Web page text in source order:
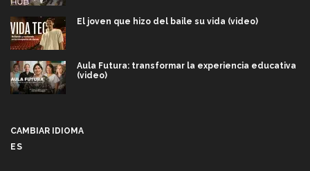
El joven que hizo del baile su vida (video)
Aula Futura: transformar la experiencia educativa
(video)
CAMBIAR IDIOMA
ES